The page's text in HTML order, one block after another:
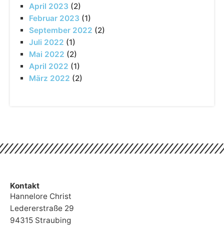
April 2023 (2)
Februar 2023 (1)
September 2022 (2)
Juli 2022 (1)
Mai 2022 (2)
April 2022 (1)
März 2022 (2)
Kontakt
Hannelore Christ
Ledererstraße 29
94315 Straubing